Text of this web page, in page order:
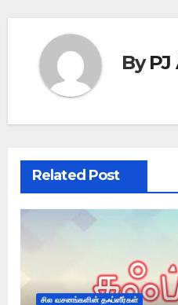
By
Related Post
சில வசனங்களின் தஃப்ஸீர்கள்